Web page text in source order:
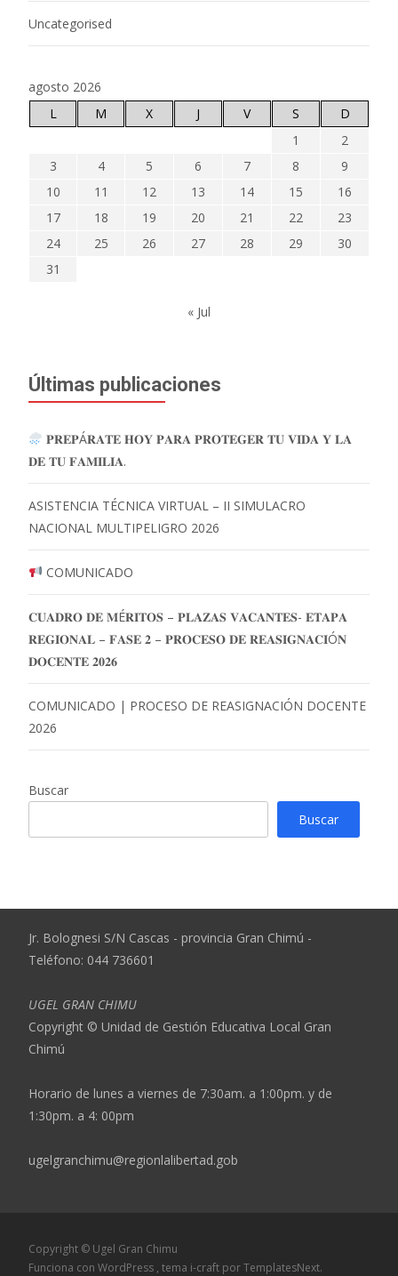
Uncategorised
agosto 2026
L
M X J V S
D
1
2
3
4 5 6 7 8
9
10
11 12 13 14 15
16
17
18 19 20 21 22
23
24
25 26 27 28 29
30
31
« Jul
Últimas publicaciones
𝐏𝐑𝐄𝐏Á𝐑𝐀𝐓𝐄 𝐇𝐎𝐘 𝐏𝐀𝐑𝐀 𝐏𝐑𝐎𝐓𝐄𝐆𝐄𝐑 𝐓𝐔 𝐕𝐈𝐃𝐀 𝐘 𝐋𝐀
𝐃𝐄 𝐓𝐔 𝐅𝐀𝐌𝐈𝐋𝐈𝐀.
ASISTENCIA TÉCNICA VIRTUAL – II SIMULACRO
NACIONAL MULTIPELIGRO 2026
COMUNICADO
𝐂𝐔𝐀𝐃𝐑𝐎 𝐃𝐄 𝐌É𝐑𝐈𝐓𝐎𝐒 – 𝐏𝐋𝐀𝐙𝐀𝐒 𝐕𝐀𝐂𝐀𝐍𝐓𝐄𝐒- 𝐄𝐓𝐀𝐏𝐀
𝐑𝐄𝐆𝐈𝐎𝐍𝐀𝐋 – 𝐅𝐀𝐒𝐄 𝟐 – 𝐏𝐑𝐎𝐂𝐄𝐒𝐎 𝐃𝐄 𝐑𝐄𝐀𝐒𝐈𝐆𝐍𝐀𝐂𝐈Ó𝐍
𝐃𝐎𝐂𝐄𝐍𝐓𝐄 𝟐𝟎𝟐𝟔
COMUNICADO | PROCESO DE REASIGNACIÓN DOCENTE
2026
Buscar
Buscar
Jr. Bolognesi S/N Cascas - provincia Gran Chimú -
Teléfono: 044 736601
UGEL GRAN CHIMU
Copyright © Unidad de Gestión Educativa Local Gran
Chimú
Horario de lunes a viernes de 7:30am. a 1:00pm. y de
1:30pm. a 4: 00pm
ugelgranchimu@regionlalibertad.gob
Copyright © Ugel Gran Chimu
Funciona con WordPress , tema i-craft por TemplatesNext.